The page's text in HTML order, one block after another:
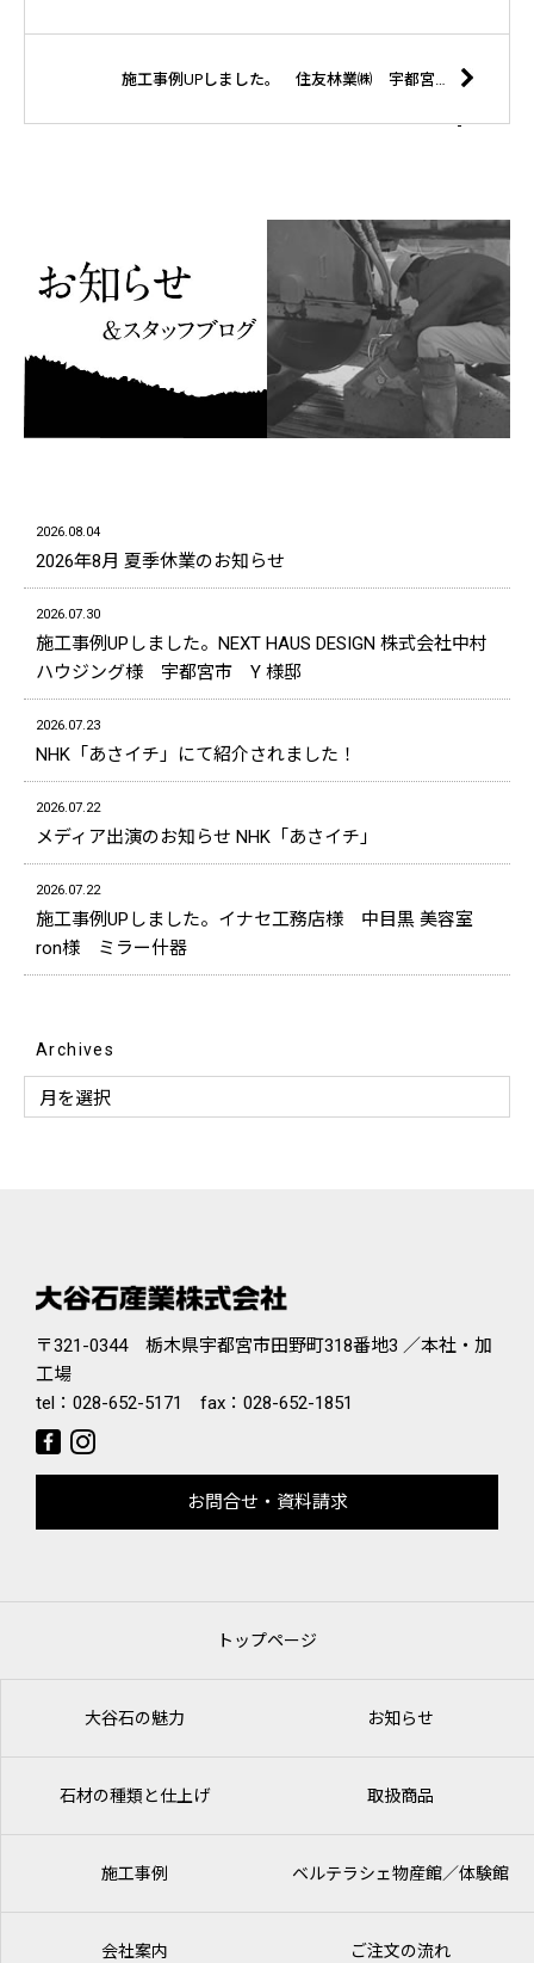
施工事例UPしました。 住友林業㈱ 宇都宮市K様邸。
2026.08.04
2026年8月 夏季休業のお知らせ
2026.07.30
施工事例UPしました。NEXT HAUS DESIGN 株式会社中村
ハウジング様 宇都宮市 Y 様邸
2026.07.23
NHK「あさイチ」にて紹介されました！
2026.07.22
メディア出演のお知らせ NHK「あさイチ」
2026.07.22
施工事例UPしました。イナセ工務店様 中目黒 美容室
ron様 ミラー什器
Archives
〒321-0344 栃木県宇都宮市田野町318番地3 ／本社・加
工場
tel： 028-652-5171 fax：028-652-1851
お問合せ・資料請求
トップページ
大谷石の魅力 お知らせ
石材の種類と仕上げ 取扱商品
施工事例 ベルテラシェ物産館／体験館
会社案内 ご注文の流れ